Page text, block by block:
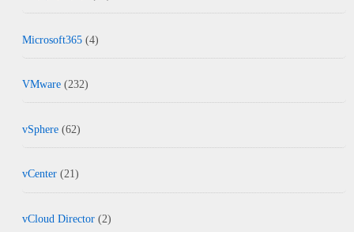
Microsoft365 (4)
VMware (232)
vSphere (62)
vCenter (21)
vCloud Director (2)